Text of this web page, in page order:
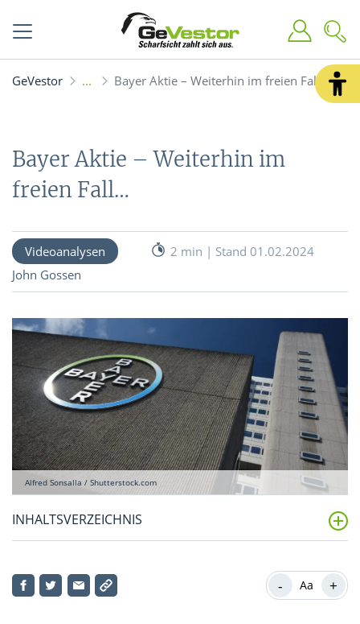
GeVestor Bayer Aktie – Weiterhin im freien Fall…
Bayer Aktie – Weiterhin im
freien Fall…
Videoanalysen
2 min | Stand 01.02.2024
John Gossen
Alfred Sonsalla / Shutterstock.com
INHALTSVERZEICHNIS
Es bleibt aber dabei - Aa +